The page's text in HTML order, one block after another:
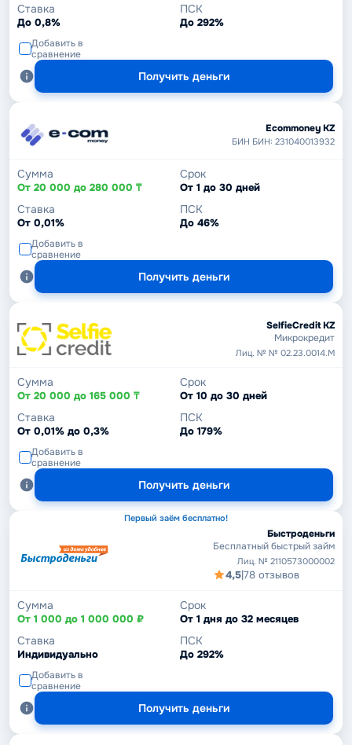
Ставка
До 0,8%
ПСК
До 292%
Добавить в
сравнение
Получить деньги
Ecommoney KZ
БИН БИН: 231040013932
Сумма
От 20 000 до 280 000 ₸
Срок
От 1 до 30 дней
Ставка
От 0,01%
ПСК
До 46%
Добавить в
сравнение
Получить деньги
SelfieCredit KZ
Микрокредит
Лиц. № № 02.23.0014.М
Сумма
От 20 000 до 165 000 ₸
Срок
От 10 до 30 дней
Ставка
От 0,01% до 0,3%
ПСК
До 179%
Добавить в
сравнение
Получить деньги
Первый заём бесплатно!
Быстроденьги
Бесплатный быстрый займ
Лиц. № 2110573000002
4,5|78 отзывов
Сумма
От 1 000 до 1 000 000 ₽
Срок
От 1 дня до 32 месяцев
Ставка
Индивидуально
ПСК
До 292%
Добавить в
сравнение
Получить деньги